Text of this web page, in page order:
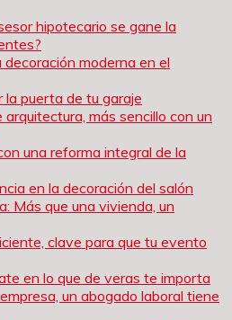
hipotecario se gane la
decoración moderna en el
puerta de tu garaje
más sencillo con un
una reforma integral de la
en la decoración del salón
Más que una vivienda, un
clave para que tu evento
en lo que de veras te importa
un abogado laboral tiene